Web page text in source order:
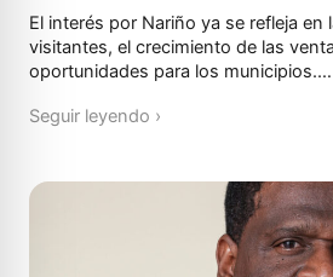
El interés por Nariño ya se refleja en
visitantes, el crecimiento de las
oportunidades para los municipios.…
Seguir leyendo ›